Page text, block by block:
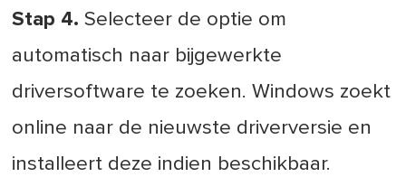
Stap 4. Selecteer de optie om
automatisch naar bijgewerkte
driversoftware te zoeken. Windows zoekt
online naar de nieuwste driverversie en
installeert deze indien beschikbaar.